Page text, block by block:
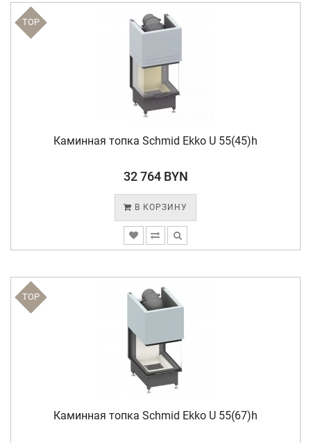
TOP
Каминная топка Schmid Ekko U 55(45)h
32 764 BYN
В КОРЗИНУ
TOP
Каминная топка Schmid Ekko U 55(67)h